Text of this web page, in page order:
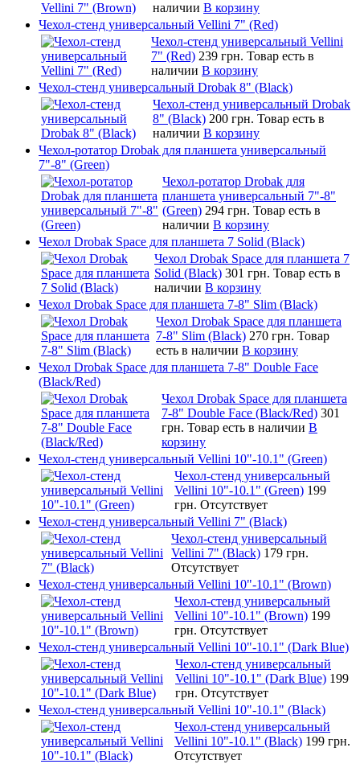
наличии В корзину
Чехол-стенд универсальный Vellini 7" (Red)
Чехол-стенд универсальный Vellini
7" (Red) 239 грн. Товар есть в
наличии В корзину
Чехол-стенд универсальный Drobak 8" (Black)
Чехол-стенд универсальный Drobak
8" (Black) 200 грн. Товар есть в
наличии В корзину
Чехол-ротатор Drobak для планшета универсальный
7"-8" (Green)
Чехол-ротатор Drobak для
планшета универсальный 7"-8"
(Green) 294 грн. Товар есть в
наличии В корзину
Чехол Drobak Space для планшета 7 Solid (Black)
Чехол Drobak Space для планшета 7
Solid (Black) 301 грн. Товар есть в
наличии В корзину
Чехол Drobak Space для планшета 7-8" Slim (Black)
Чехол Drobak Space для планшета
7-8" Slim (Black) 270 грн. Товар
есть в наличии В корзину
Чехол Drobak Space для планшета 7-8" Double Face
(Black/Red)
Чехол Drobak Space для планшета
7-8" Double Face (Black/Red) 301
грн. Товар есть в наличии В
корзину
Чехол-стенд универсальный Vellini 10"-10.1" (Green)
Чехол-стенд универсальный
Vellini 10"-10.1" (Green) 199
грн. Отсутствует
Чехол-стенд универсальный Vellini 7" (Black)
Чехол-стенд универсальный
Vellini 7" (Black) 179 грн.
Отсутствует
Чехол-стенд универсальный Vellini 10"-10.1" (Brown)
Чехол-стенд универсальный
Vellini 10"-10.1" (Brown) 199
грн. Отсутствует
Чехол-стенд универсальный Vellini 10"-10.1" (Dark Blue)
Чехол-стенд универсальный
Vellini 10"-10.1" (Dark Blue) 199
грн. Отсутствует
Чехол-стенд универсальный Vellini 10"-10.1" (Black)
Чехол-стенд универсальный
Vellini 10"-10.1" (Black) 199 грн.
Отсутствует